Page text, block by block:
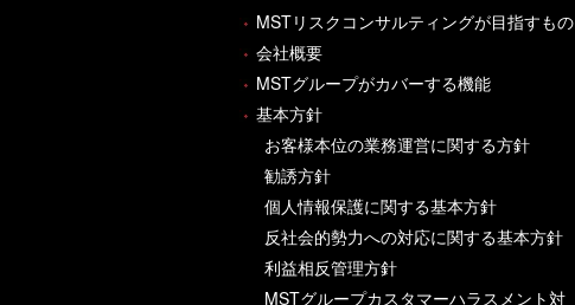
MSTリスクコンサルティングが目指すもの
会社概要
MSTグループがカバーする機能
基本方針
お客様本位の業務運営に関する方針
勧誘方針
個人情報保護に関する基本方針
反社会的勢力への対応に関する基本方針
利益相反管理方針
MSTグループカスタマーハラスメント対